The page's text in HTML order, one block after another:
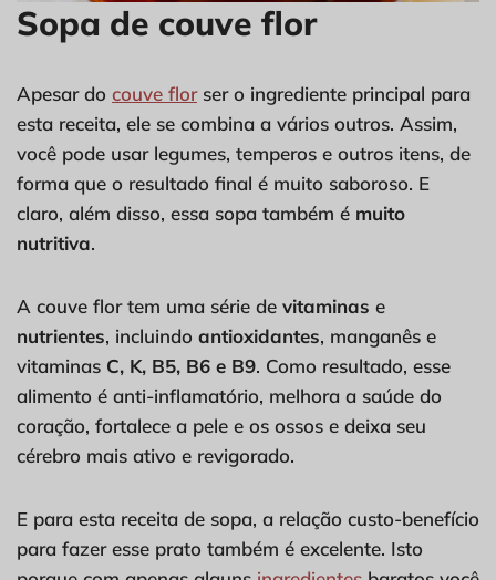
Sopa de couve flor
Apesar do couve florser o ingrediente principal para
esta receita, ele se combina a vários outros. Assim,
você pode usar legumes, temperos e outros itens, de
forma que o resultado final é muito saboroso. E
claro, além disso, essa sopa também é muito
nutritiva.
A couve flor tem uma série de vitaminas e
nutrientes, incluindo antioxidantes, manganês e
vitaminas C, K, B5, B6 e B9. Como resultado, esse
alimento é anti-inflamatório, melhora a saúde do
coração, fortalece a pele e os ossos e deixa seu
cérebro mais ativo e revigorado.
E para esta receita de sopa, a relação custo-benefício
para fazer esse prato também é excelente. Isto